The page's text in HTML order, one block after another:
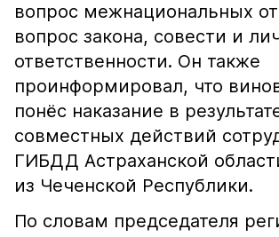
вопрос межнациональных
вопрос закона, совести и
ответственности. Он также
проинформировал, что
понёс наказание в
совместных действий
ГИБДД Астраханской
из Чеченской Республики.
По словам председателя